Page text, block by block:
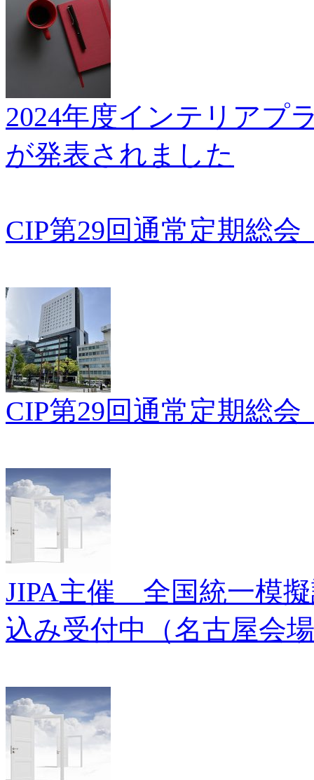
2024年度インテリアプ
が発表されました
CIP第29回通常定期総
CIP第29回通常定期総
JIPA主催 全国統一模
込み受付中（名古屋会